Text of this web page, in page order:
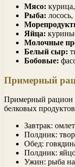
Мясо:
Рыба: лосось,
Яйца:
Молочные
Белый сыр:
Бобовые:
Примерный
Примерный рацион
белковых
Завтрак:
Полдник:
Обед:
Полдник:
Ужин: рыба